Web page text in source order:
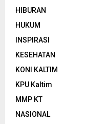
HIBURAN
HUKUM
INSPIRASI
KESEHATAN
KONI KALTIM
KPU Kaltim
MMP KT
NASIONAL